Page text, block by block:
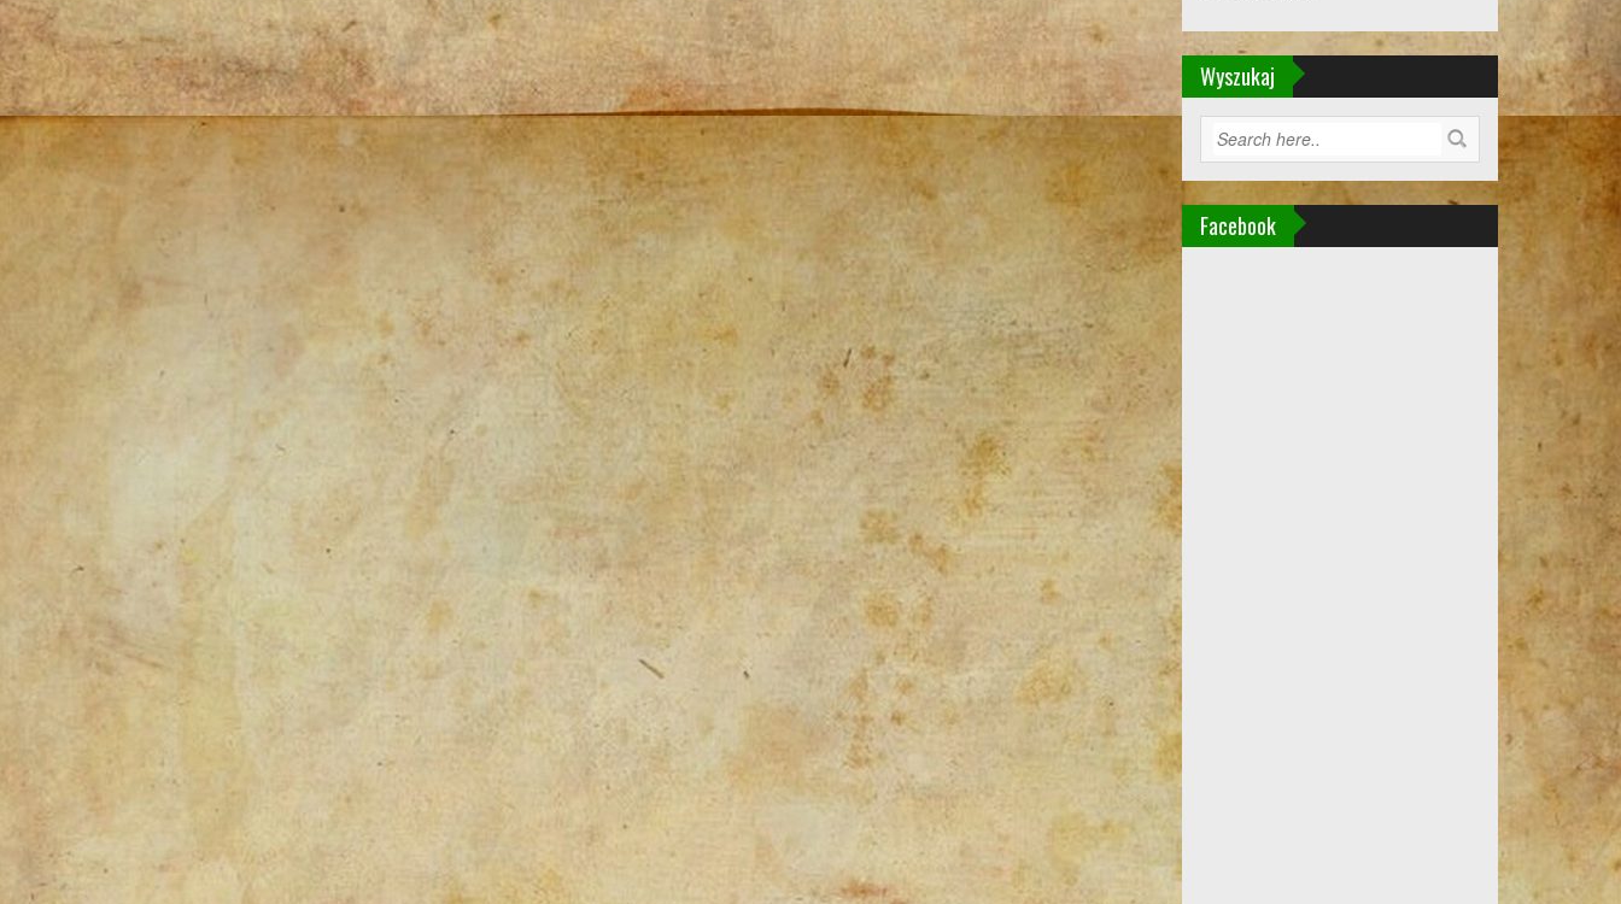
Wyszukaj
Facebook